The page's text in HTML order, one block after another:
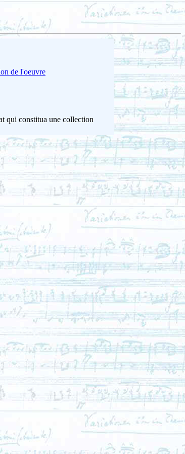
de l'oeuvre
qui constitua une collection